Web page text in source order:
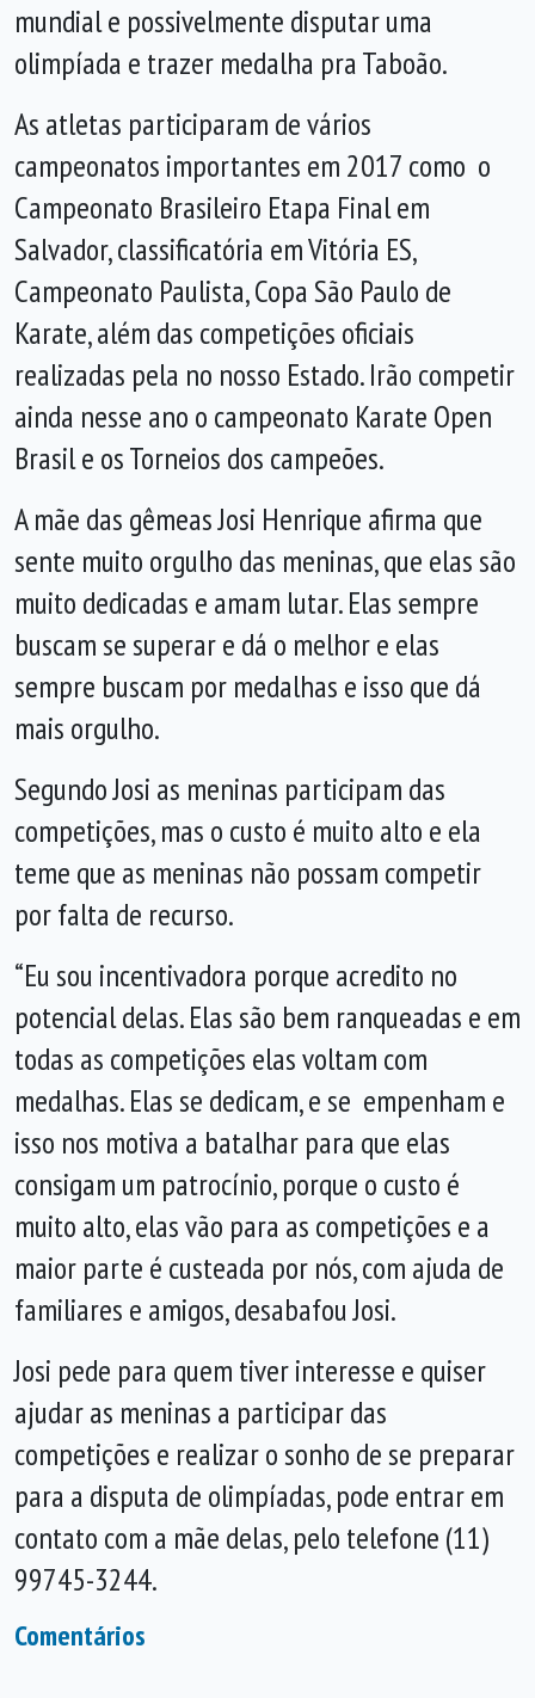
mundial e possivelmente disputar uma
olimpíada e trazer medalha pra Taboão.
As atletas participaram de vários
campeonatos importantes em 2017 como o
Campeonato Brasileiro Etapa Final em
Salvador, classificatória em Vitória ES,
Campeonato Paulista, Copa São Paulo de
Karate, além das competições oficiais
realizadas pela no nosso Estado. Irão competir
ainda nesse ano o campeonato Karate Open
Brasil e os Torneios dos campeões.
A mãe das gêmeas Josi Henrique afirma que
sente muito orgulho das meninas, que elas são
muito dedicadas e amam lutar. Elas sempre
buscam se superar e dá o melhor e elas
sempre buscam por medalhas e isso que dá
mais orgulho.
Segundo Josi as meninas participam das
competições, mas o custo é muito alto e ela
teme que as meninas não possam competir
por falta de recurso.
“Eu sou incentivadora porque acredito no
potencial delas. Elas são bem ranqueadas e em
todas as competições elas voltam com
medalhas. Elas se dedicam, e se empenham e
isso nos motiva a batalhar para que elas
consigam um patrocínio, porque o custo é
muito alto, elas vão para as competições e a
maior parte é custeada por nós, com ajuda de
familiares e amigos, desabafou Josi.
Josi pede para quem tiver interesse e quiser
ajudar as meninas a participar das
competições e realizar o sonho de se preparar
para a disputa de olimpíadas, pode entrar em
contato com a mãe delas, pelo telefone (11)
99745-3244.
Comentários